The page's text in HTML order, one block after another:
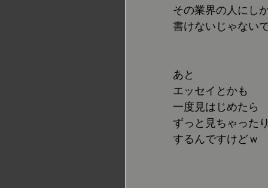
その業界の人にし
書けないじゃない
あと
エッセイとかも
一度見はじめたら
ずっと見ちゃったり
するんですけどｗ